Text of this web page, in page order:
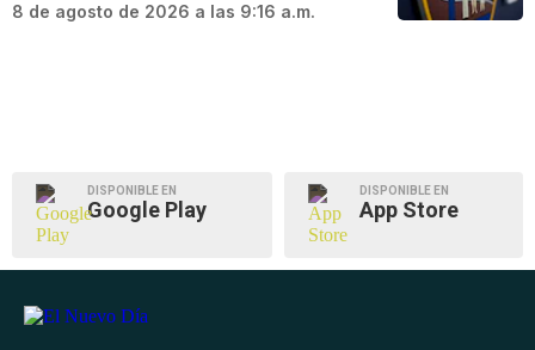
8 de agosto de 2026 a las 9:16 a.m.
DISPONIBLE EN
Google Play
DISPONIBLE EN
App Store